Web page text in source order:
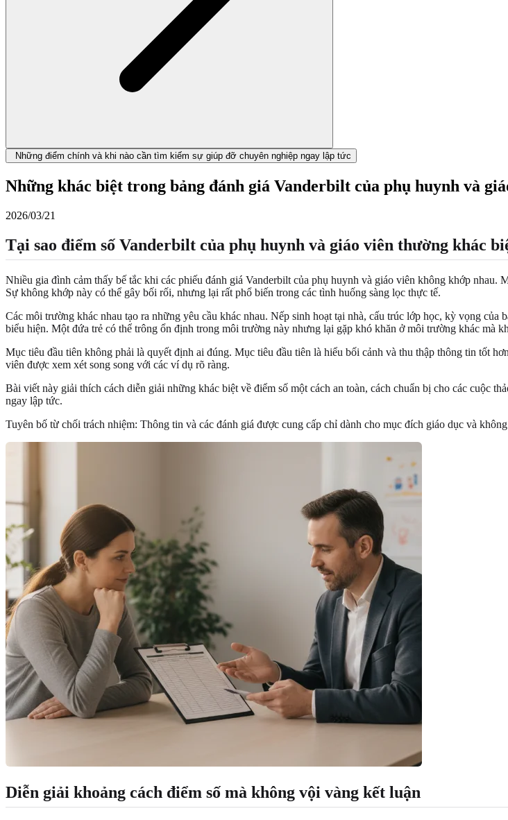
Những điểm chính và khi nào cần tìm kiếm sự giúp đỡ chuyên nghiệp ngay lập tức
Những khác biệt trong bảng đánh giá Vanderbilt của phụ huynh và
2026/03/21
Tại sao điểm số Vanderbilt của phụ huynh và giáo viên thường khác
Nhiều gia đình cảm thấy bế tắc khi các phiếu đánh giá Vanderbilt của phụ huynh và giáo viên không khớp
Sự không khớp này có thể gây bối rối, nhưng lại rất phổ biến trong các tình huống sàng lọc thực tế.
Các môi trường khác nhau tạo ra những yêu cầu khác nhau. Nếp sinh hoạt tại nhà, cấu trúc lớp học, kỳ vọng
biểu hiện. Một đứa trẻ có thể trông ổn định trong môi trường này nhưng lại gặp khó khăn ở môi trường khác mà
Mục tiêu đầu tiên không phải là quyết định ai đúng. Mục tiêu đầu tiên là hiểu bối cảnh và thu thập thông tin tốt
viên được xem xét song song với các ví dụ rõ ràng.
Bài viết này giải thích cách diễn giải những khác biệt về điểm số một cách an toàn, cách chuẩn bị cho các cuộc
ngay lập tức.
Tuyên bố từ chối trách nhiệm: Thông tin và các đánh giá được cung cấp chỉ dành cho mục đích giáo dục và
Diễn giải khoảng cách điểm số mà không vội vàng kết luận